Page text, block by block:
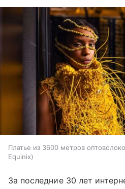
Платье из 3600 метров
Equinix
За последние 30 лет